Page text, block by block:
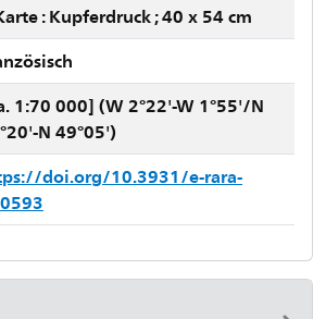
: Kupferdruck ; 40 x 54 cm
1:70 000] (W 2°22'-W 1°55'/N
N 49°05')
doi.org/10.3931/e-rara-